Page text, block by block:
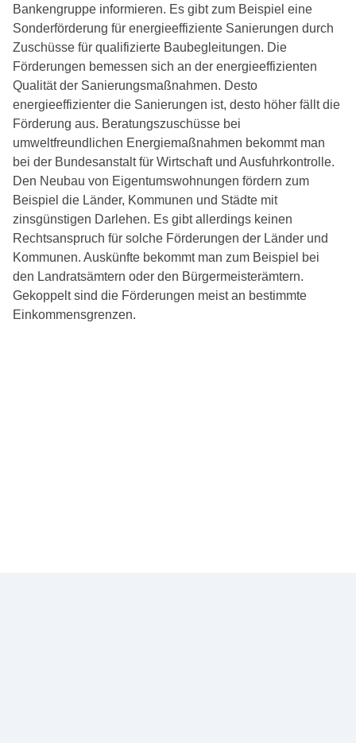
Bankengruppe informieren. Es gibt zum Beispiel eine
Sonderförderung für energieeffiziente Sanierungen durch
Zuschüsse für qualifizierte Baubegleitungen. Die
Förderungen bemessen sich an der energieeffizienten
Qualität der Sanierungsmaßnahmen. Desto
energieeffizienter die Sanierungen ist, desto höher fällt die
Förderung aus. Beratungszuschüsse bei
umweltfreundlichen Energiemaßnahmen bekommt man
bei der Bundesanstalt für Wirtschaft und Ausfuhrkontrolle.
Den Neubau von Eigentumswohnungen fördern zum
Beispiel die Länder, Kommunen und Städte mit
zinsgünstigen Darlehen. Es gibt allerdings keinen
Rechtsanspruch für solche Förderungen der Länder und
Kommunen. Auskünfte bekommt man zum Beispiel bei
den Landratsämtern oder den Bürgermeisterämtern.
Gekoppelt sind die Förderungen meist an bestimmte
Einkommensgrenzen.